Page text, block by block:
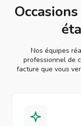
Nos équipes
professionnel de
facture que vous